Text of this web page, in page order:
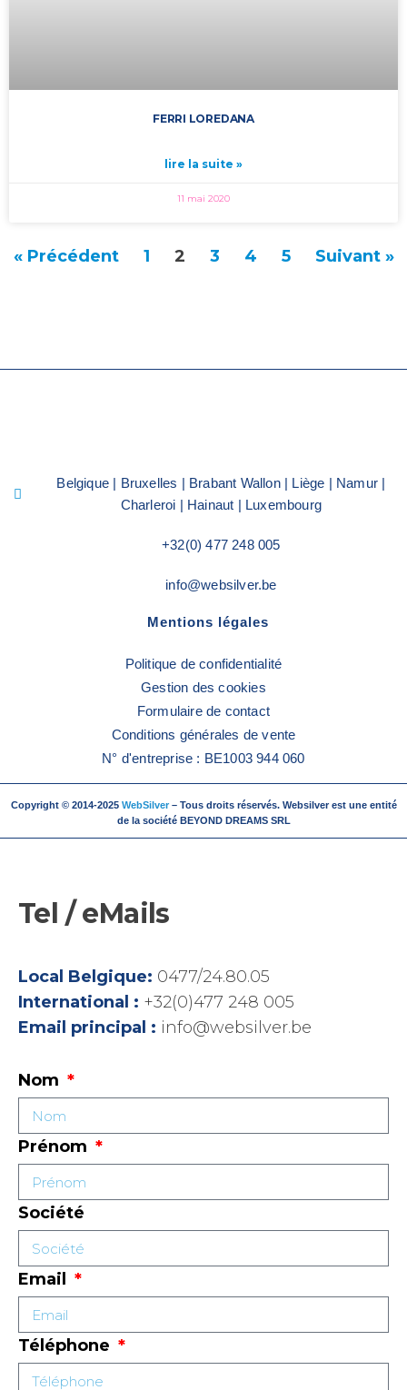
FERRI LOREDANA
lire la suite »
11 mai 2020
« Précédent 1 2 3 4 5 Suivant »
Belgique | Bruxelles | Brabant Wallon | Liège | Namur |
Charleroi | Hainaut | Luxembourg
+32(0) 477 248 005
info@websilver.be
Mentions légales
Politique de confidentialité
Gestion des cookies
Formulaire de contact
Conditions générales de vente
N° d'entreprise : BE1003 944 060
Copyright © 2014-2025 WebSilver– Tous droits réservés. Websilver est une entité
de la société BEYOND DREAMS SRL
Tel / eMails
Local Belgique: 0477/24.80.05
International : +32(0)477 248 005
Email principal : info@websilver.be
Nom
Prénom
Société
Email
Téléphone